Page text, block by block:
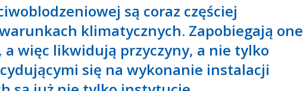
są coraz częściej
klimatycznych. Zapobiegają one
więc likwidują przyczyny, a nie tylko
się na wykonanie instalacji